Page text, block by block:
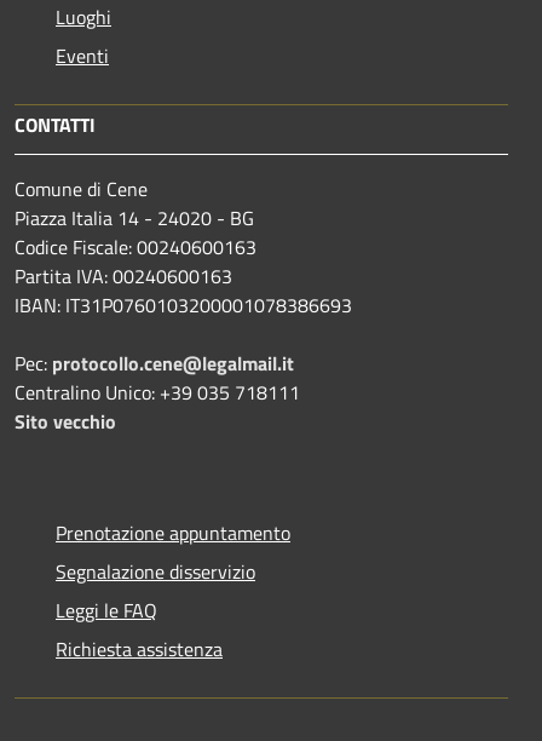
Luoghi
Eventi
CONTATTI
Comune di Cene
Piazza Italia 14 - 24020 - BG
Codice Fiscale: 00240600163
Partita IVA: 00240600163
IBAN: IT31P0760103200001078386693
Pec: protocollo.cene@legalmail.it
Centralino Unico: +39 035 718111
Sito vecchio
Prenotazione appuntamento
Segnalazione disservizio
Leggi le FAQ
Richiesta assistenza